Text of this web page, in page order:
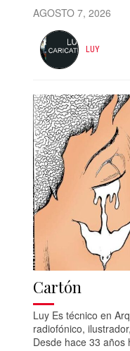
AGOSTO 7, 2026
LUY
Cartón
Luy Es técnico en
radiofónico,
Desde hace 33 años